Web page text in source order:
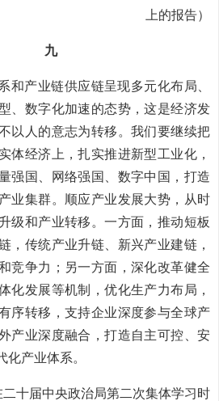
上的报告）
九
和产业链供应链呈现多元化布局、
、数字化加速的态势，这是经济发
以人的意志为转移。我们要继续把
体经济上，扎实推进新型工业化，
强国、网络强国、数字中国，打造
业集群。顺应产业发展大势，从时
级和产业转移。一方面，推动短板
，传统产业升链、新兴产业建链，
竞争力；另一方面，深化改革健全
化发展等机制，优化生产力布局，
序转移，支持企业深度参与全球产
产业深度融合，打造自主可控、安
产业体系。
二十届中央政治局第二次集体学习时